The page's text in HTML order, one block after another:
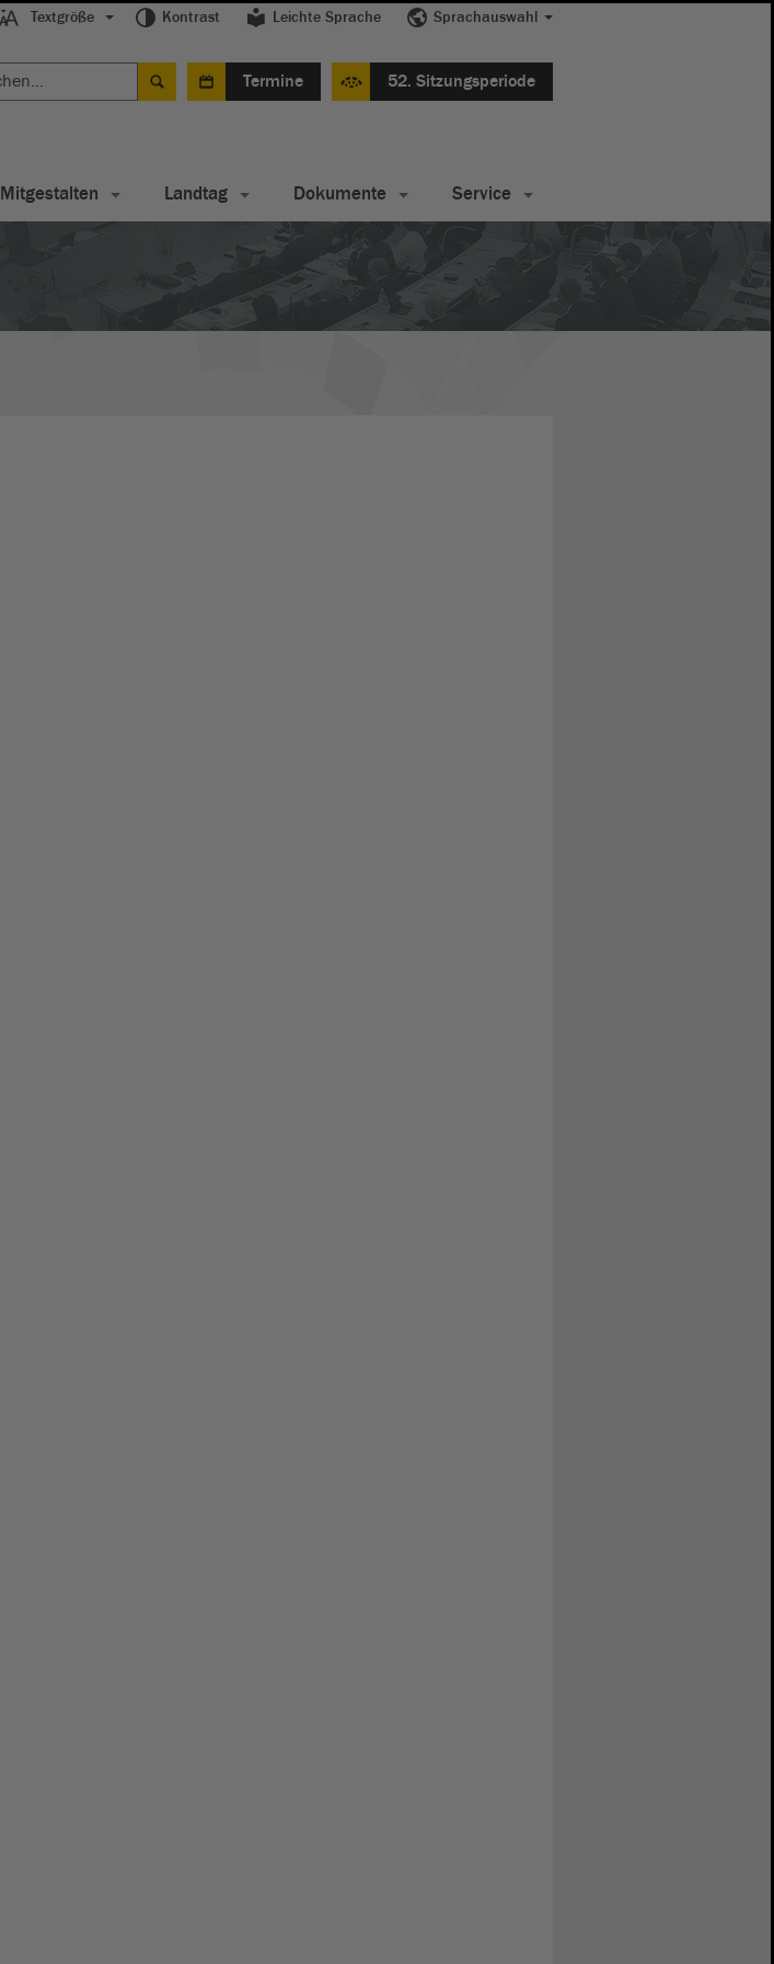
Textgröße Kontrast Leichte Sprache Sprachauswahl
Termine 52. Sitzungsperiode
Mitgestalten Landtag Dokumente Service